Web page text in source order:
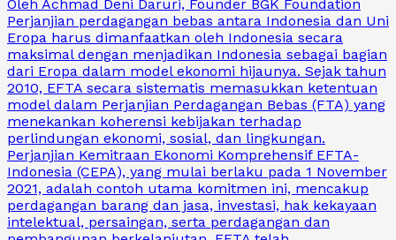
Oleh Achmad Deni Daruri, Founder BGK Foundation
Perjanjian perdagangan bebas antara Indonesia dan Uni
Eropa harus dimanfaatkan oleh Indonesia secara
maksimal dengan menjadikan Indonesia sebagai bagian
dari Eropa dalam model ekonomi hijaunya. Sejak tahun
2010, EFTA secara sistematis memasukkan ketentuan
model dalam Perjanjian Perdagangan Bebas (FTA) yang
menekankan koherensi kebijakan terhadap
perlindungan ekonomi, sosial, dan lingkungan.
Perjanjian Kemitraan Ekonomi Komprehensif EFTA-
Indonesia (CEPA), yang mulai berlaku pada 1 November
2021, adalah contoh utama komitmen ini, mencakup
perdagangan barang dan jasa, investasi, hak kekayaan
intelektual, persaingan, serta perdagangan dan